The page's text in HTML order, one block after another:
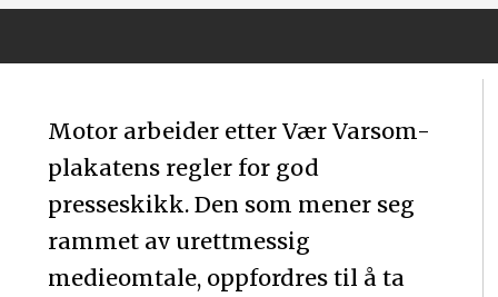
Motor arbeider etter Vær Varsom-
plakatens regler for god
presseskikk. Den som mener seg
rammet av urettmessig
medieomtale, oppfordres til å ta